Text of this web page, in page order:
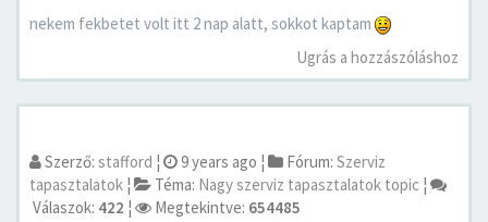
nekem fekbetet volt itt 2 nap alatt, sokkot kaptam
Ugrás a hozzászóláshoz
Szerző: stafford ¦ 9 years ago ¦ Fórum: Szerviz
tapasztalatok ¦ Téma: Nagy szerviz tapasztalatok topic ¦
Válaszok: 422 ¦ Megtekintve: 654485